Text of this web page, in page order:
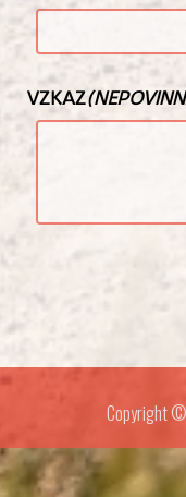
VZKAZ
Copyright ©